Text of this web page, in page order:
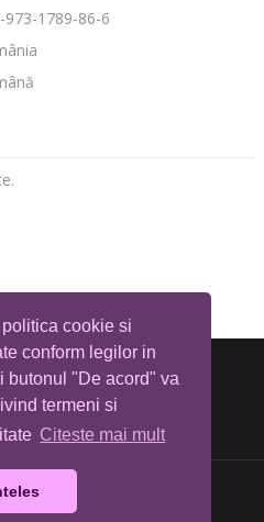
cookie si
conform legilor in
butonul "De acord" va
termeni si
Citeste mai mult
973-1789-86-6
© All rights reserved